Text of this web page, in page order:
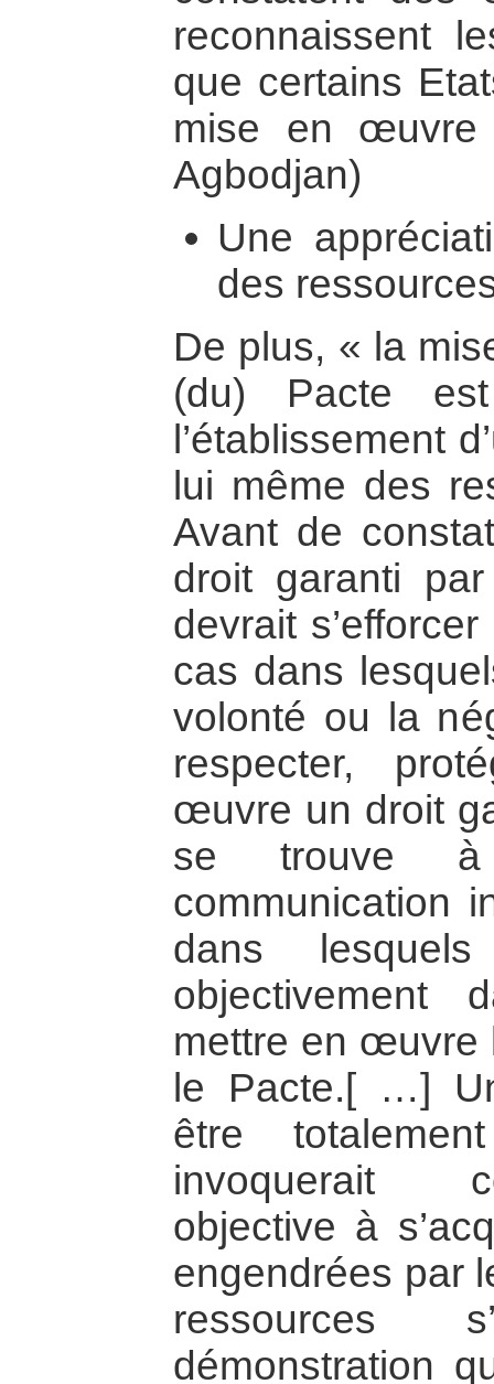
reconnaissent
que certains
mise en œuvre
Agbodjan)
Une
des
De plus, « la
(du) Pacte
l’établissement
lui même des
Avant de
droit garanti
devrait
cas dans
volonté ou la
respecter,
œuvre un droit
se trouve
communication
dans
objectivement
mettre en œuvre
le Pacte.[ …]
être
invoquerait
objective à
engendrées par
ressources
démonstration